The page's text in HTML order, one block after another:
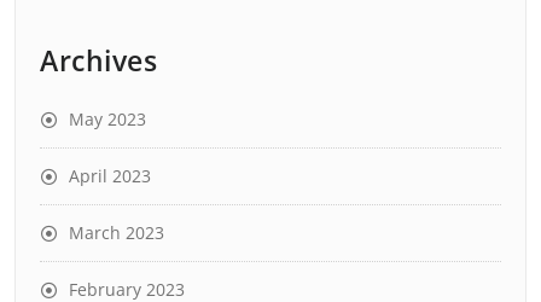
Archives
May 2023
April 2023
March 2023
February 2023